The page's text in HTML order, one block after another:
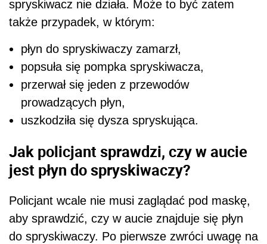
spryskiwacz nie działa. Może to być zatem
także przypadek, w którym:
płyn do spryskiwaczy zamarzł,
popsuła się pompka spryskiwacza,
przerwał się jeden z przewodów
prowadzących płyn,
uszkodziła się dysza spryskująca.
Jak policjant sprawdzi, czy w aucie
jest płyn do spryskiwaczy?
Policjant wcale nie musi zaglądać pod maskę,
aby sprawdzić, czy w aucie znajduje się płyn
do spryskiwaczy. Po pierwsze zwróci uwagę na